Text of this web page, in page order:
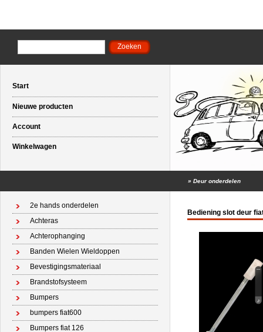
Start
Nieuwe producten
Account
Winkelwagen
» Deur onderdelen
2e hands onderdelen
Achteras
Achterophanging
Banden Wielen Wieldoppen
Bevestigingsmateriaal
Brandstofsysteem
Bumpers
bumpers fiat600
Bumpers fiat 126
Bediening slot deur